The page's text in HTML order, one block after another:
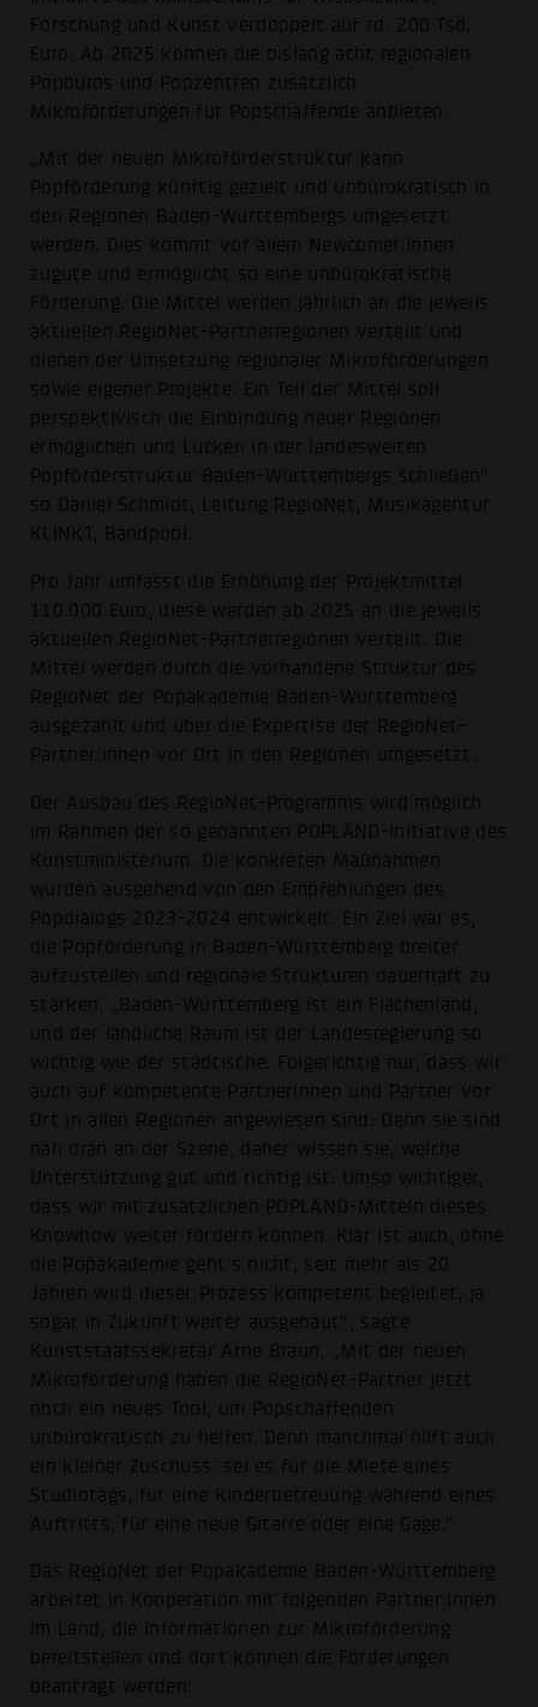
Forschung und Kunst verdoppelt auf rd. 200 Tsd.
Euro. Ab 2025 können die bislang acht regionalen
Popbüros und Popzentren zusätzlich
Mikroförderungen für Popschaffende anbieten.
„Mit der neuen Mikroförderstruktur kann
Popförderung künftig gezielt und unbürokratisch in
den Regionen Baden-Württembergs umgesetzt
werden. Dies kommt vor allem Newcomer:innen
zugute und ermöglicht so eine unbürokratische
Förderung. Die Mittel werden jährlich an die jeweils
aktuellen RegioNet-Partnerregionen verteilt und
dienen der Umsetzung regionaler Mikroförderungen
sowie eigener Projekte. Ein Teil der Mittel soll
perspektivisch die Einbindung neuer Regionen
ermöglichen und Lücken in der landesweiten
Popförderstruktur Baden-Württembergs schließen“
so Daniel Schmidt, Leitung RegioNet, Musikagentur
KLINKT, Bandpool.
Pro Jahr umfasst die Erhöhung der Projektmittel
110.000 Euro, diese werden ab 2025 an die jeweils
aktuellen RegioNet-Partnerregionen verteilt. Die
Mittel werden durch die vorhandene Struktur des
RegioNet der Popakademie Baden-Württemberg
ausgezahlt und über die Expertise der RegioNet-
Partner:innen vor Ort in den Regionen umgesetzt.
Der Ausbau des RegioNet-Programms wird möglich
im Rahmen der so genannten POPLÄND-Initiative des
Kunstministerium. Die konkreten Maßnahmen
wurden ausgehend von den Empfehlungen des
Popdialogs 2023-2024 entwickelt. Ein Ziel war es,
die Popförderung in Baden-Württemberg breiter
aufzustellen und regionale Strukturen dauerhaft zu
stärken. „Baden-Württemberg ist ein Flächenland,
und der ländliche Raum ist der Landesregierung so
wichtig wie der städtische. Folgerichtig nur, dass wir
auch auf kompetente Partnerinnen und Partner vor
Ort in allen Regionen angewiesen sind. Denn sie sind
nah dran an der Szene, daher wissen sie, welche
Unterstützung gut und richtig ist. Umso wichtiger,
dass wir mit zusätzlichen POPLÄND-Mitteln dieses
Knowhow weiter fördern können. Klar ist auch, ohne
die Popakademie geht’s nicht, seit mehr als 20
Jahren wird dieser Prozess kompetent begleitet, ja
sogar in Zukunft weiter ausgebaut“, sagte
Kunststaatssekretär Arne Braun. „Mit der neuen
Mikroförderung haben die RegioNet-Partner jetzt
noch ein neues Tool, um Popschaffenden
unbürokratisch zu helfen. Denn manchmal hilft auch
ein kleiner Zuschuss: sei es für die Miete eines
Studiotags, für eine Kinderbetreuung während eines
Auftritts, für eine neue Gitarre oder eine Gage.“
Das RegioNet der Popakademie Baden-Württemberg
arbeitet in Kooperation mit folgenden Partner:innen
im Land, die Informationen zur Mikroförderung
bereitstellen und dort können die Förderungen
beantragt werden: